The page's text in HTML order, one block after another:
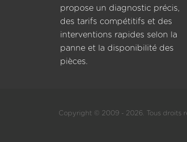
propose un diagnostic précis,
des tarifs compétitifs et des
interventions rapides selon la
panne et la disponibilité des
pièces.
Copyright © 2009 - 2026. Tous droits